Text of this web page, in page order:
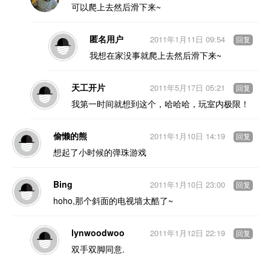
可以爬上去然后滑下来~
匿名用户
我想在家没事就爬上去然后滑下来~
2011年1月11日 09:54 回复
天工开片
我第一时间就想到这个，哈哈哈，玩室内极限！
2011年5月17日 05:21 回复
偷懒的熊
想起了小时候的弹珠游戏
2011年1月10日 14:19 回复
Bing
hoho,那个斜面的电视墙太酷了~
2011年1月10日 23:00 回复
lynwoodwoo
双手双脚同意.
2011年1月12日 22:19 回复